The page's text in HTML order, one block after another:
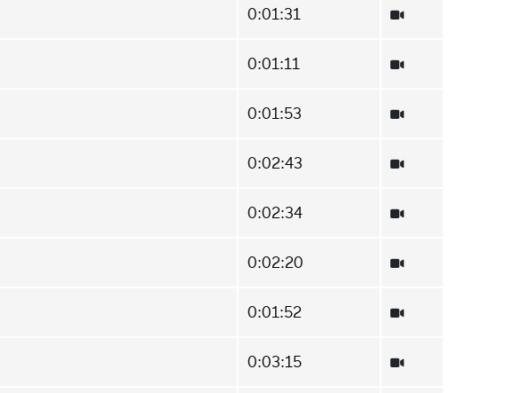
0:01:31
0:01:11
0:01:53
0:02:43
0:02:34
0:02:20
0:01:52
0:03:15